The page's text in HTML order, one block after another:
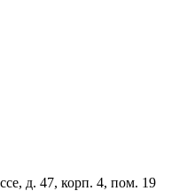
д. 47, корп. 4, пом. 19